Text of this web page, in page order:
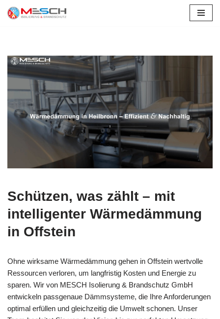
Schützen, was zählt – mit
intelligenter Wärmedämmung
in Offstein
Ohne wirksame Wärmedämmung gehen in Offstein wertvolle
Ressourcen verloren, um langfristig Kosten und Energie zu
sparen. Wir von MESCH Isolierung & Brandschutz GmbH
entwickeln passgenaue Dämmsysteme, die Ihre Anforderungen
optimal erfüllen und gleichzeitig die Umwelt schonen. Unser